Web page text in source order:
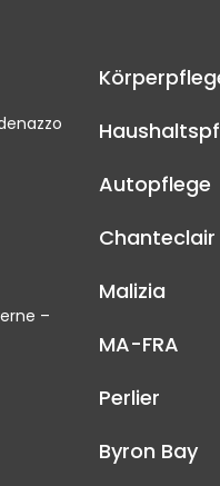
–
Autopflege
Chanteclair
Malizia
MA-FRA
Perlier
Byron Bay